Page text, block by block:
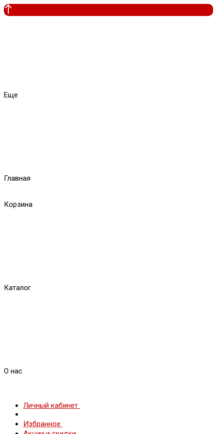
Еще
Главная
Корзина
Каталог
О нас
Личный кабинет
Избранное